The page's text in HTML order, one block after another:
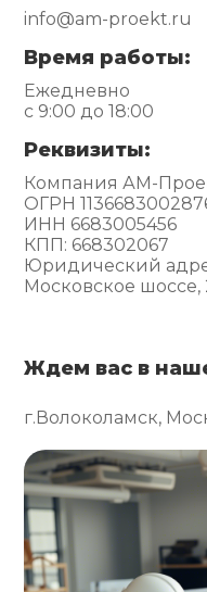
info@am-proekt.ru
Время работы:
Ежедневно
с 9:00 до 18:00
Реквизиты:
Компания АМ-
ОГРН
ИНН 6683005456
КПП: 668302067
Юридический
Московское шоссе,
Ждем вас в
г.Волоколамск,